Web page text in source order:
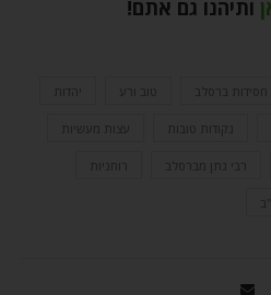
ותיהנו גם אתם!
חסידות ברסלב טוב ורע יהדות
נקודות טובות עצות מעשיות
רבי נתן מברסלב רוחניות